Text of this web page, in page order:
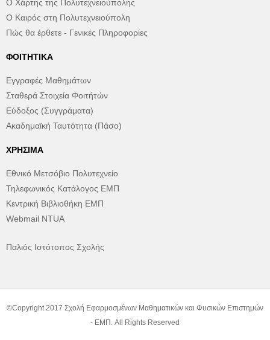
Ο Χάρτης της Πολυτεχνειούπολης
Ο Καιρός στη Πολυτεχνειούπολη
Πώς θα έρθετε - Γενικές Πληροφορίες
ΦΟΙΤΗΤΙΚΆ
Εγγραφές Μαθημάτων
Σταθερά Στοιχεία Φοιτήτών
Εύδοξος (Συγγράματα)
Ακαδημαϊκή Ταυτότητα (Πάσο)
ΧΡΉΣΙΜΑ
Εθνικό Μετσόβιο Πολυτεχνείο
Τηλεφωνικός Κατάλογος ΕΜΠ
Κεντρική Βιβλιοθήκη ΕΜΠ
Webmail NTUA
Παλιός Ιστότοπος Σχολής
©Copyright 2017 Σχολή Εφαρμοσμένων Μαθηματικών και Φυσικών Επιστημών
- ΕΜΠ. All Rights Reserved